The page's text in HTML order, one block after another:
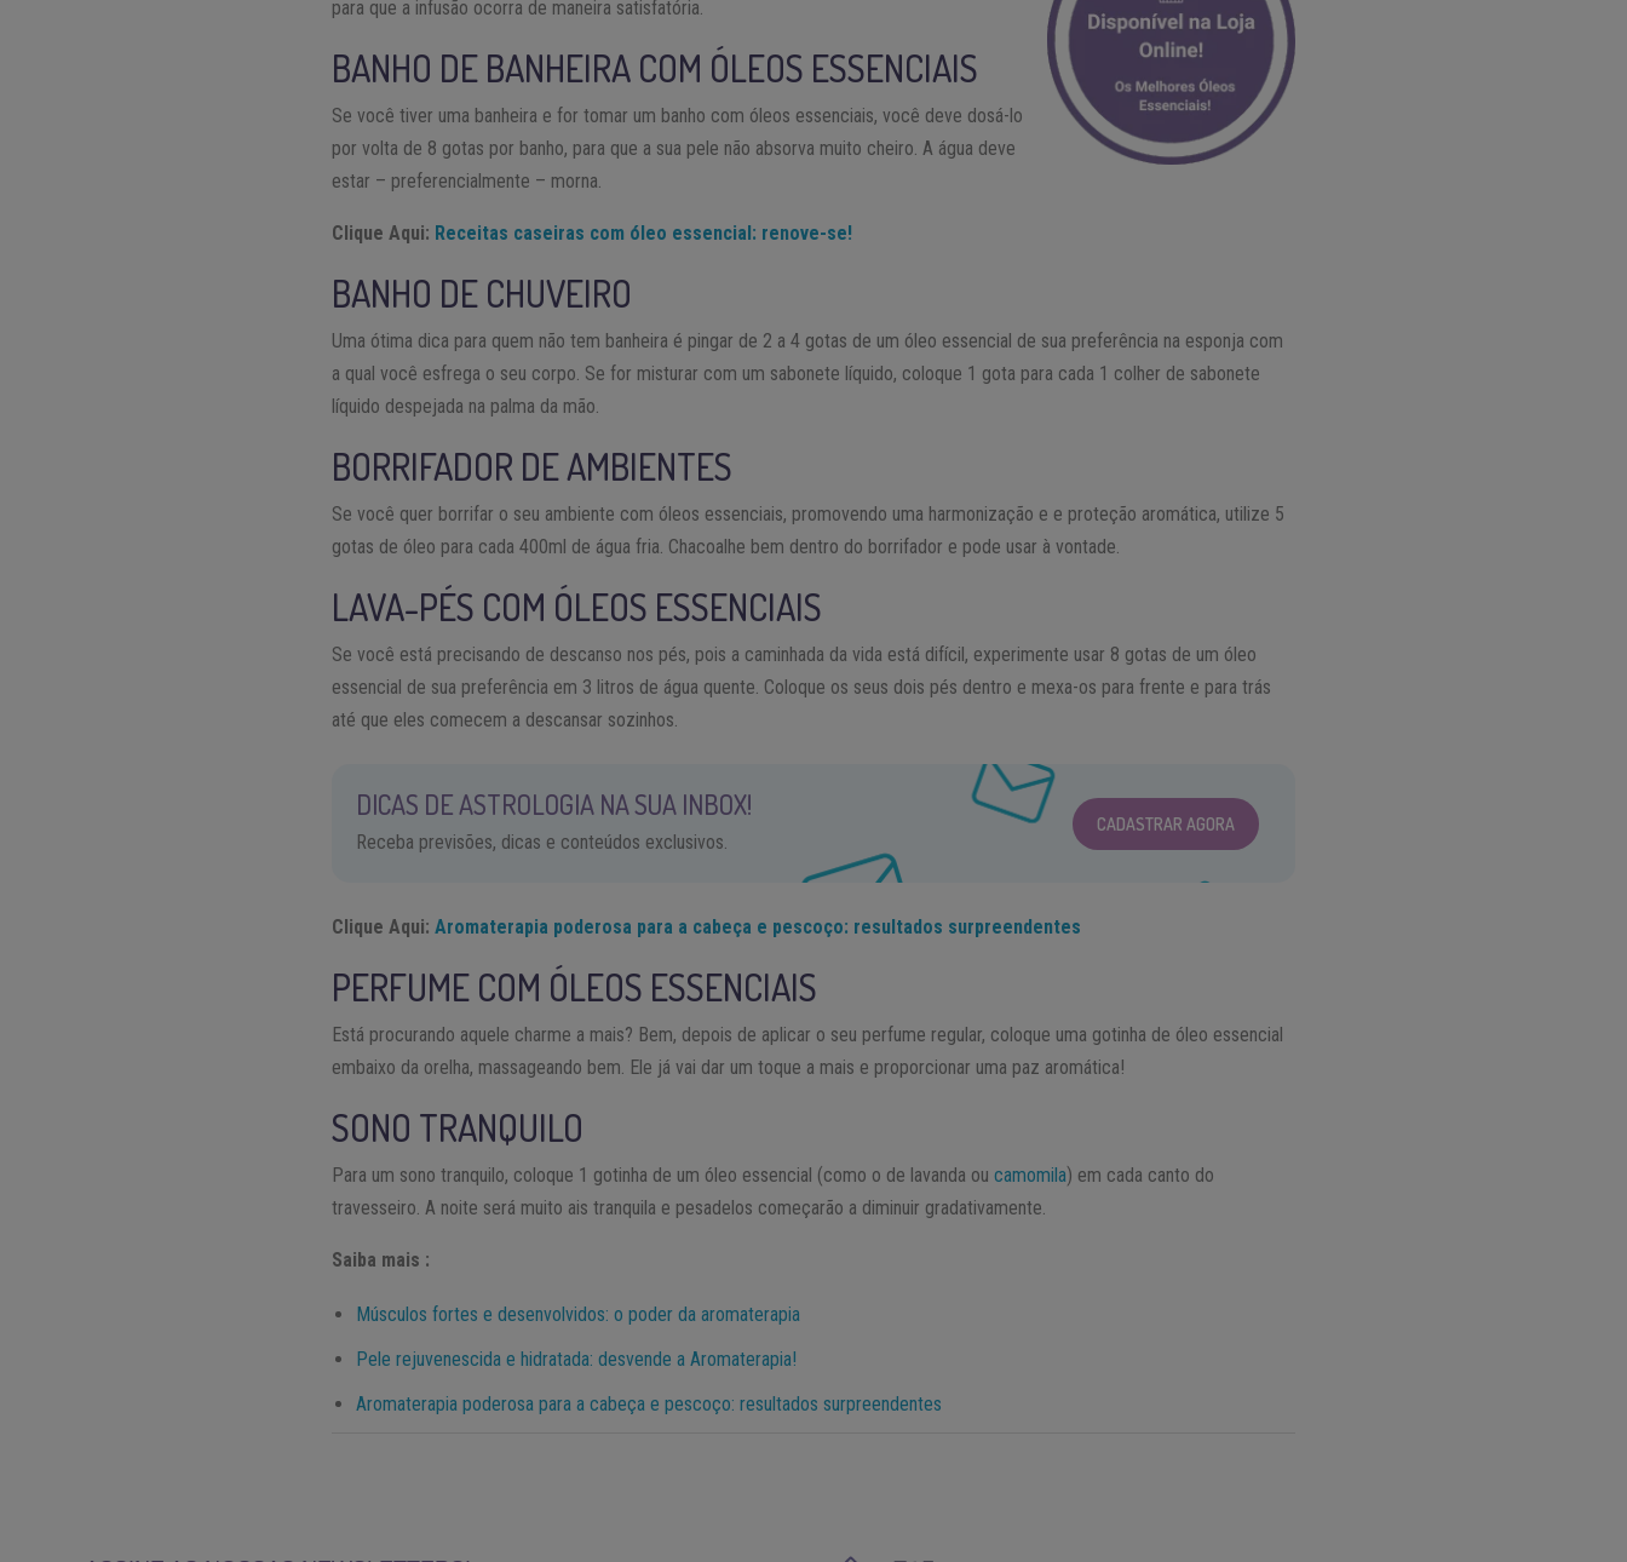
para que a infusão ocorra de maneira satisfatória.
BANHO DE BANHEIRA COM ÓLEOS ESSENCIAIS
Se você tiver uma banheira e for tomar um banho com óleos essenciais, você deve dosá-lo
por volta de 8 gotas por banho, para que a sua pele não absorva muito cheiro. A água deve
estar – preferencialmente – morna.
Clique Aqui: Receitas caseiras com óleo essencial: renove-se!
BANHO DE CHUVEIRO
Uma ótima dica para quem não tem banheira é pingar de 2 a 4 gotas de um óleo essencial de sua preferência na esponja com
a qual você esfrega o seu corpo. Se for misturar com um sabonete líquido, coloque 1 gota para cada 1 colher de sabonete
líquido despejada na palma da mão.
BORRIFADOR DE AMBIENTES
Se você quer borrifar o seu ambiente com óleos essenciais, promovendo uma harmonização e e proteção aromática, utilize 5
gotas de óleo para cada 400ml de água fria. Chacoalhe bem dentro do borrifador e pode usar à vontade.
LAVA-PÉS COM ÓLEOS ESSENCIAIS
Se você está precisando de descanso nos pés, pois a caminhada da vida está difícil, experimente usar 8 gotas de um óleo
essencial de sua preferência em 3 litros de água quente. Coloque os seus dois pés dentro e mexa-os para frente e para trás
até que eles comecem a descansar sozinhos.
DICAS DE ASTROLOGIA NA SUA INBOX!
Receba previsões, dicas e conteúdos exclusivos.
CADASTRAR AGORA
Clique Aqui:Aromaterapia poderosa para a cabeça e pescoço: resultados surpreendentes
PERFUME COM ÓLEOS ESSENCIAIS
Está procurando aquele charme a mais? Bem, depois de aplicar o seu perfume regular, coloque uma gotinha de óleo essencial
embaixo da orelha, massageando bem. Ele já vai dar um toque a mais e proporcionar uma paz aromática!
SONO TRANQUILO
Para um sono tranquilo, coloque 1 gotinha de um óleo essencial (como o de lavanda oucamomila) em cada canto do
travesseiro. A noite será muito ais tranquila e pesadelos começarão a diminuir gradativamente.
Saiba mais :
Músculos fortes e desenvolvidos: o poder da aromaterapia
Pele rejuvenescida e hidratada: desvende a Aromaterapia!
Aromaterapia poderosa para a cabeça e pescoço: resultados surpreendentes